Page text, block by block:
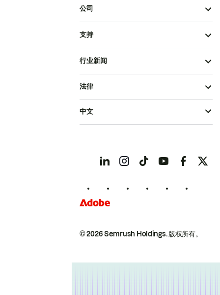
公司
支持
行业新闻
© 2026 Semrush Holdings.版权所有。
法律
中文